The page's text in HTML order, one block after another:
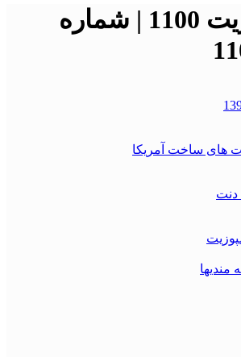
ونیر کامپوزیت 1100 | شماره
های ساخت آمریکا
مندیها